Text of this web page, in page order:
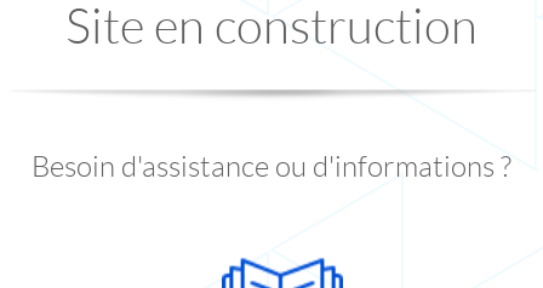
Site en construction
Besoin d'assistance ou d'informations ?